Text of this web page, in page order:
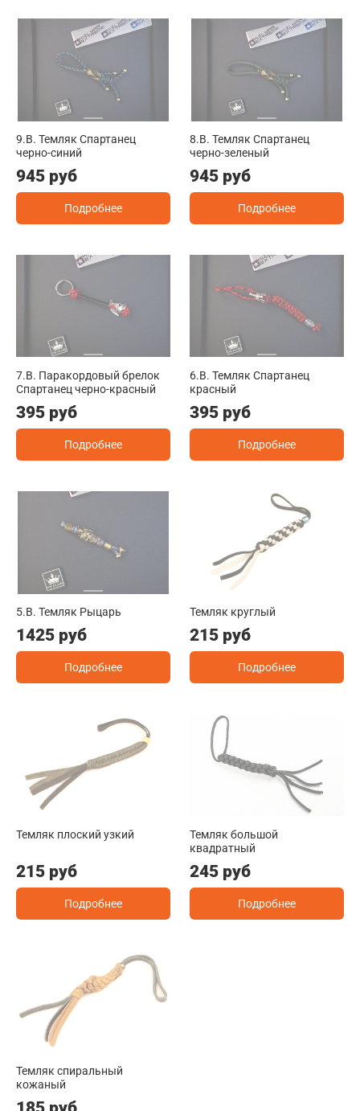
9.B. Темляк Спартанец
черно-синий
945 руб
Подробнее
8.B. Темляк Спартанец
черно-зеленый
945 руб
Подробнее
7.B. Паракордовый брелок
Спартанец черно-красный
395 руб
Подробнее
6.B. Темляк Спартанец
красный
395 руб
Подробнее
5.B. Темляк Рыцарь
1425 руб
Подробнее
Темляк круглый
215 руб
Подробнее
Темляк плоский узкий
215 руб
Подробнее
Темляк большой
квадратный
245 руб
Подробнее
Темляк спиральный
кожаный